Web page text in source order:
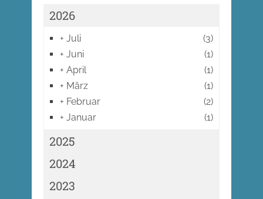
2026
+ Juli
(3)
+ Juni
(1)
+ April
(1)
+ März
(1)
+ Februar
(2)
+ Januar (1)
2025
2024
2023